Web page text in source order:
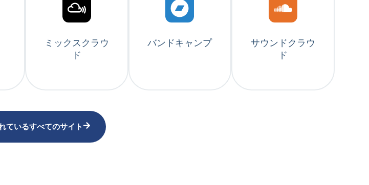
ミックスクラウ
ド
バンドキャンプ
サウンドクラウ
ド
ているすべてのサイト